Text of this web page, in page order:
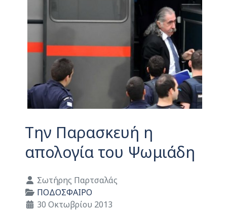
Την Παρασκευή η
απολογία του Ψωμιάδη
Λεπτομέρειες
Σωτήρης Παρτσαλάς
ΠΟΔΟΣΦΑΙΡΟ
30 Οκτωβρίου 2013